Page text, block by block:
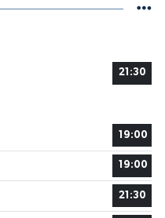
21:30
19:00
19:00
21:30